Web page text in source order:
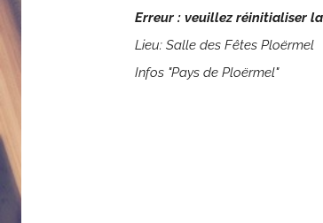
Erreur : veuillez réinitialiser
Lieu: Salle des Fêtes Ploërmel
Infos "Pays de Ploërmel"